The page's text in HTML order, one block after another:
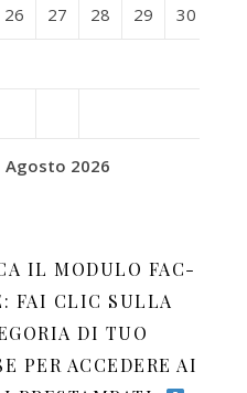
Agosto 2026
26 27 28 29 30
IL MODULO FAC-
FAI CLIC SULLA
DI TUO
PER ACCEDERE AI